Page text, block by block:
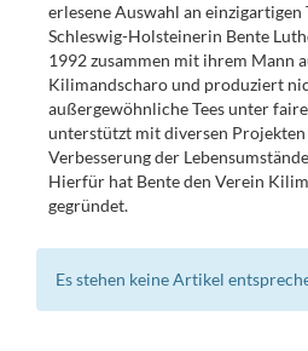
erlesene Auswahl an einzigartigen
Schleswig-Holsteinerin Bente
1992 zusammen mit ihrem Mann
Kilimandscharo und produziert
außergewöhnliche Tees unter
unterstützt mit diversen
Verbesserung der
Hierfür hat Bente den Verein
gegründet.
Es stehen keine Artikel